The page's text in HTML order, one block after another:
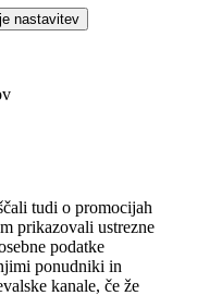
nastavitev
tudi o promocijah
prikazovali ustrezne
podatke
ponudniki in
kanale, če že